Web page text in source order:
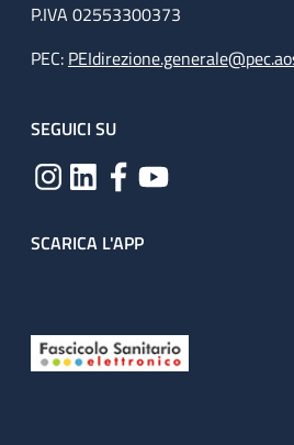
P.IVA 02553300373
PEC:
SEGUICI SU
SCARICA L'APP